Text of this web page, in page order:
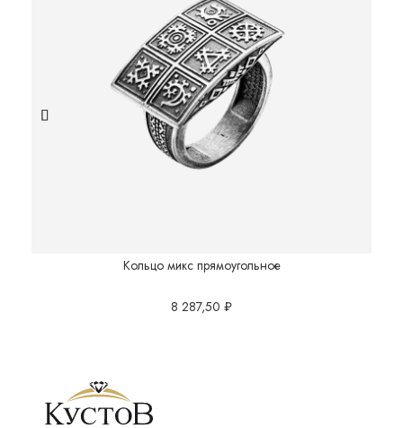
Кольцо микс прямоугольное
8 287,50 ₽